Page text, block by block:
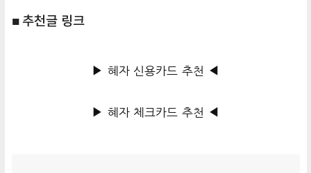
■ 추천글 링크
▶ 혜자 신용카드 추천 ◀
▶ 혜자 체크카드 추천 ◀